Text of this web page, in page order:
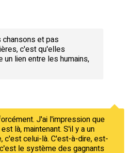
chansons et pas
c'est qu'elles
lien entre les humains,
J'ai l'impression que
là, maintenant. S'il y a un
c'est celui-là. C'est-à-dire, est-
le système des gagnants